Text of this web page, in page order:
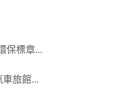
保標章...
旅館...